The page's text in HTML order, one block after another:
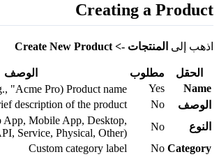
Creating a
إلى المنتجات -> Create New Product
الحقل مطلوب
الوصف
Name
Yes
Product name (e.g., "Acme Pro لوحة التحكم")
الوصف
No
description of the product
النوع
No
App, Mobile App, Desktop,
API, Service, Physical, Other)
Category
No
Custom category label